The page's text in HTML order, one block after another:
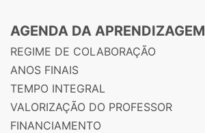
AGENDA DA APRENDIZAGEM
REGIME DE COLABORAÇÃO
ANOS FINAIS
TEMPO INTEGRAL
VALORIZAÇÃO DO PROFESSOR
FINANCIAMENTO